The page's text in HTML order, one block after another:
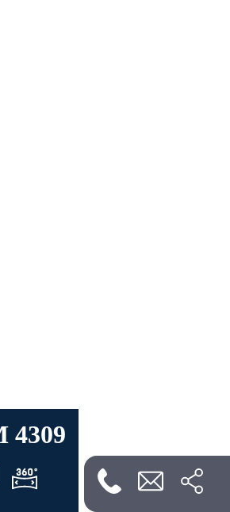
4309